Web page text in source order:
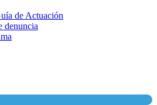
de Actuación
denuncia